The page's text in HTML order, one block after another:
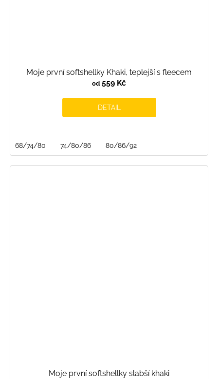
Moje první softshellky Khaki, teplejší s fleecem
od 559 Kč
DETAIL
68/74/80 74/80/86 80/86/92
Moje první softshellky slabší khaki